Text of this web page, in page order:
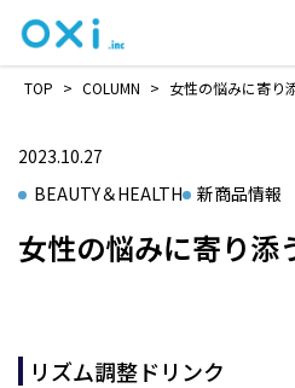
TOP > COLUMN > 女性の悩みに寄り
2023.10.27
BEAUTY＆HEALTH
新商品情報
女性の悩みに寄り添
リズム調整ドリンク